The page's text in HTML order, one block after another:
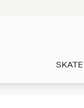
SKATE